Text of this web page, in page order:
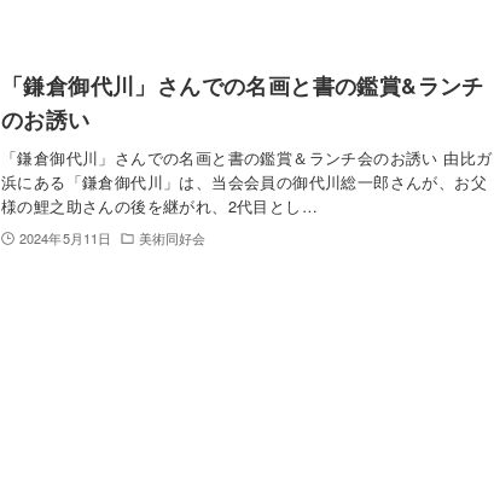
「鎌倉御代川」さんでの名画と書の鑑賞&ランチ
のお誘い
「鎌倉御代川」さんでの名画と書の鑑賞＆ランチ会のお誘い 由比ガ
浜にある「鎌倉御代川」は、当会会員の御代川総一郎さんが、お父
様の鯉之助さんの後を継がれ、2代目とし…
2024年5月11日 美術同好会